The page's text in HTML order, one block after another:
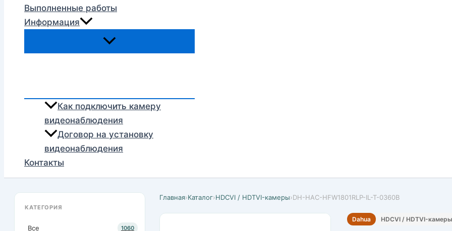
Выполненные работы
Информация
Как подключить камеру
видеонаблюдения
Договор на установку
видеонаблюдения
Контакты
КАТЕГОРИЯ
Все 1060
Главная›Каталог›HDCVI / HDTVI-камеры›DH-HAC-HFW1801RLP-IL-T-0360B
Dahua HDCVI / HDTVI-камеры